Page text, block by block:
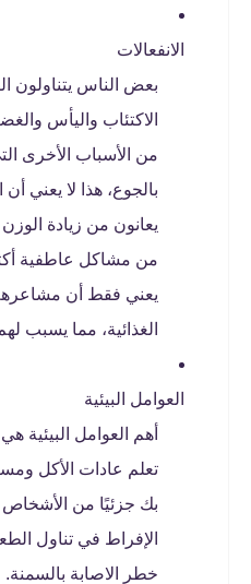
الانفعالات
بعض الناس يتناولون
الاكتئاب واليأس
من الأسباب الأخرى
بالجوع، هذا لا يعني
يعانون من زيادة
من مشاكل عاطفية
يعني فقط أن
الغذائية، مما يسبب
العوامل البيئية
أهم العوامل البيئية
تعلم عادات الأكل
بك جزئيًا من الأشخاص
الإفراط في تناول
خطر الاصابة بالسمنة.